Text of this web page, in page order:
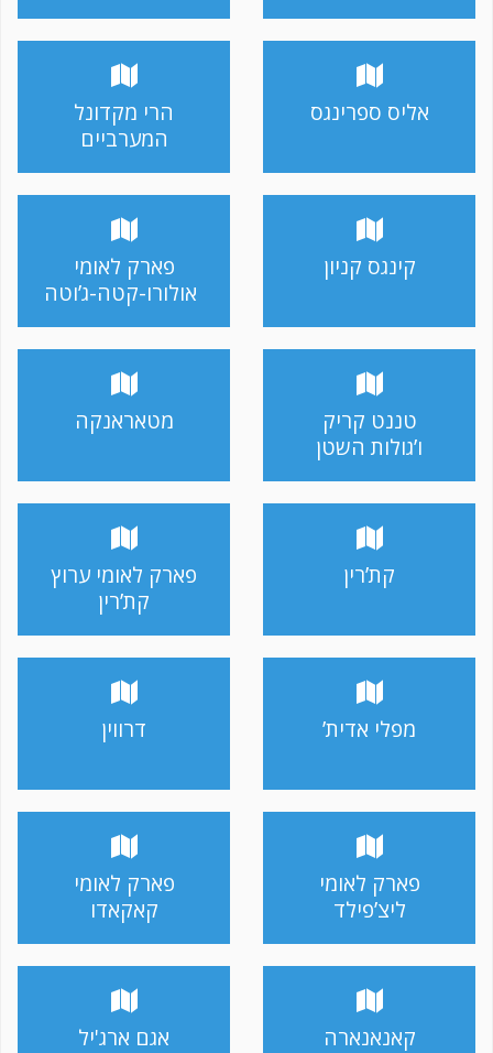
אליס ספרינגס
הרי מקדונל
המערביים
קינגס קניון
פארק לאומי
אולורו-קטה-ג’וטה
טננט קריק
ו’גולות השטן
מטאראנקה
קת’רין
פארק לאומי ערוץ
קת’רין
מפלי אדית’ דרווין
פארק לאומי
ליצ’פילד
פארק לאומי
קאקאדו
קאנאנארה אגם ארג'יל